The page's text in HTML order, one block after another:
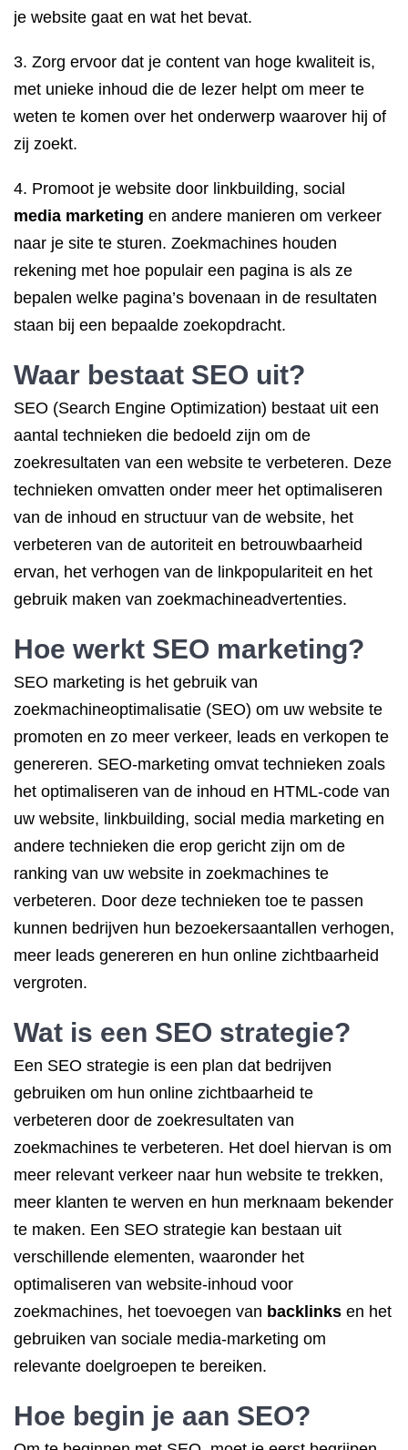
je website gaat en wat het bevat.
3. Zorg ervoor dat je content van hoge kwaliteit is,
met unieke inhoud die de lezer helpt om meer te
weten te komen over het onderwerp waarover hij of
zij zoekt.
4. Promoot je website door linkbuilding, social
media marketing en andere manieren om verkeer
naar je site te sturen. Zoekmachines houden
rekening met hoe populair een pagina is als ze
bepalen welke pagina’s bovenaan in de resultaten
staan ​​bij een bepaalde zoekopdracht.
Waar bestaat SEO uit?
SEO (Search Engine Optimization) bestaat uit een
aantal technieken die bedoeld zijn om de
zoekresultaten van een website te verbeteren. Deze
technieken omvatten onder meer het optimaliseren
van de inhoud en structuur van de website, het
verbeteren van de autoriteit en betrouwbaarheid
ervan, het verhogen van de linkpopulariteit en het
gebruik maken van zoekmachineadvertenties.
Hoe werkt SEO marketing?
SEO marketing is het gebruik van
zoekmachineoptimalisatie (SEO) om uw website te
promoten en zo meer verkeer, leads en verkopen te
genereren. SEO-marketing omvat technieken zoals
het optimaliseren van de inhoud en HTML-code van
uw website, linkbuilding, social media marketing en
andere technieken die erop gericht zijn om de
ranking van uw website in zoekmachines te
verbeteren. Door deze technieken toe te passen
kunnen bedrijven hun bezoekersaantallen verhogen,
meer leads genereren en hun online zichtbaarheid
vergroten.
Wat is een SEO strategie?
Een SEO strategie is een plan dat bedrijven
gebruiken om hun online zichtbaarheid te
verbeteren door de zoekresultaten van
zoekmachines te verbeteren. Het doel hiervan is om
meer relevant verkeer naar hun website te trekken,
meer klanten te werven en hun merknaam bekender
te maken. Een SEO strategie kan bestaan uit
verschillende elementen, waaronder het
optimaliseren van website-inhoud voor
zoekmachines, het toevoegen van backlinks en het
gebruiken van sociale media-marketing om
relevante doelgroepen te bereiken.
Hoe begin je aan SEO?